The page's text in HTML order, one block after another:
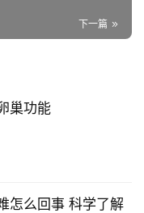
下一篇
巢功能
怎么回事 科学了解